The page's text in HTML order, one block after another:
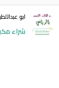
ابو
شراء